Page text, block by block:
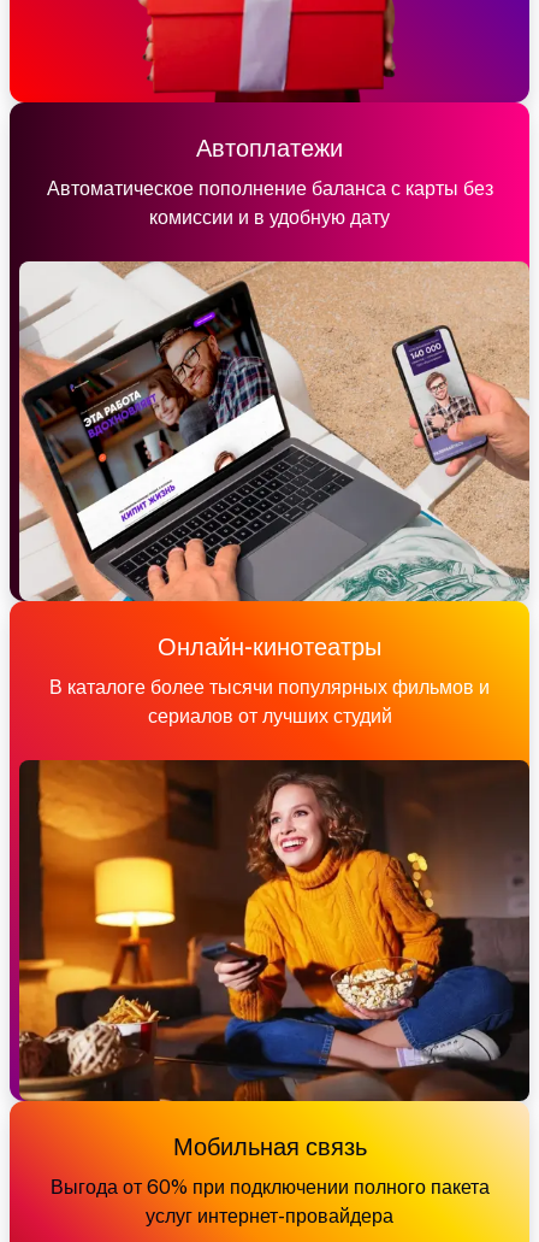
Автоплатежи
Автоматическое пополнение баланса с карты без
комиссии и в удобную дату
Онлайн-кинотеатры
В каталоге более тысячи популярных фильмов и
сериалов от лучших студий
Мобильная связь
Выгода от 60% при подключении полного пакета
услуг интернет-провайдера